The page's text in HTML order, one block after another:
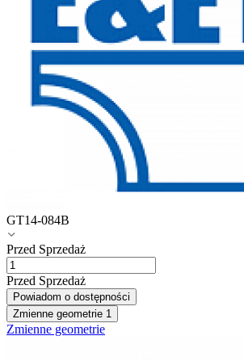
GT14-084B
Przed Sprzedaż
Przed Sprzedaż
Powiadom o dostępności
Zmienne geometrie 1
Zmienne geometrie